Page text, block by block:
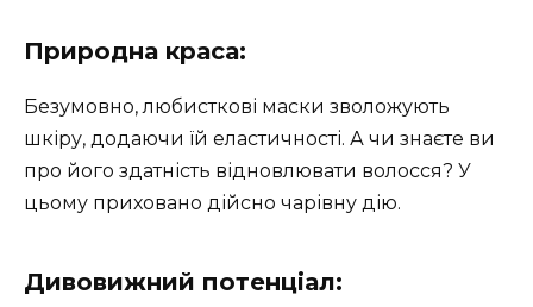
Природна краса:
Безумовно, любисткові маски зволожують
шкіру, додаючи їй еластичності. А чи знаєте ви
про його здатність відновлювати волосся? У
цьому приховано дійсно чарівну дію.
Дивовижний потенціал: